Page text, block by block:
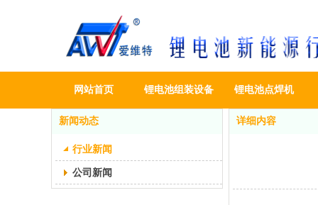
网站首页 锂电池组装设备 锂电池点焊机
新闻动态
行业新闻
公司新闻
详细内容